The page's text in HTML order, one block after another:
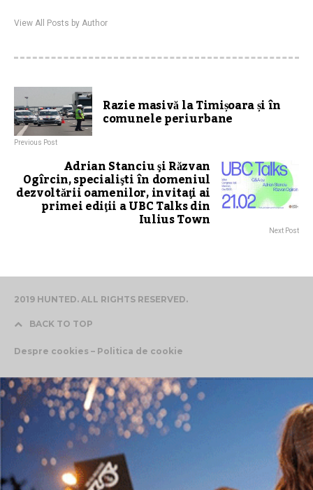
View All Posts by Author
Razie masivă la Timișoara și în
comunele periurbane
Previous Post
Adrian Stanciu şi Răzvan
Ogîrcin, specialişti în domeniul
dezvoltării oamenilor, invitaţi ai
primei ediţii a UBC Talks din
Iulius Town Next Post
2019 HUNTED. ALL RIGHTS RESERVED.
BACK TO TOP
Despre cookies – Politica de cookie